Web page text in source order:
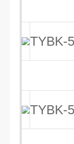
TYBK-
TYBK-